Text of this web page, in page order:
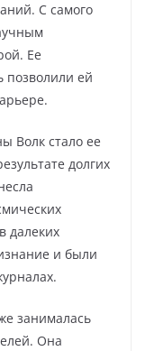
С самого
Ее
позволили ей
Волк стало ее
долгих
далеких
и были
занималась
Она